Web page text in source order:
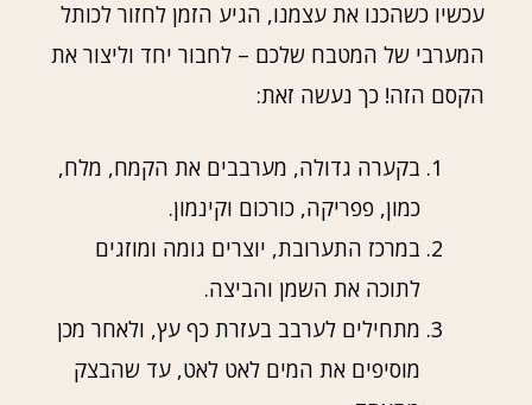
עכשיו כשהכנו את עצמנו, הגיע הזמן לחזור לכותל
המערבי של המטבח שלכם – לחבור יחד וליצור את
הקסם הזה! כך נעשה זאת:
בקערה גדולה, מערבבים את הקמח, מלח,
כמון, פפריקה, כורכום וקינמון.
במרכז התערובת, יוצרים גומה ומוזגים
לתוכה את השמן והביצה.
מתחילים לערבב בעזרת כף עץ, ולאחר מכן
מוסיפים את המים לאט לאט, עד שהבצק